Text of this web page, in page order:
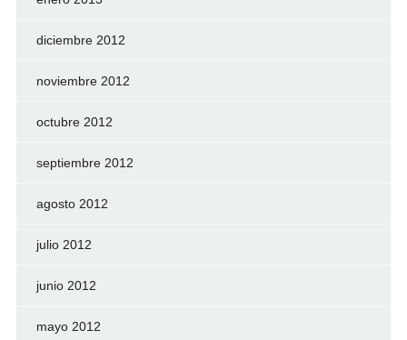
diciembre 2012
noviembre 2012
octubre 2012
septiembre 2012
agosto 2012
julio 2012
junio 2012
mayo 2012